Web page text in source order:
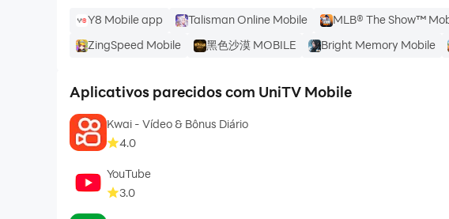
Y8 Mobile app Talisman Online Mobile MLB® The Show™
ZingSpeed Mobile
黑色沙漠 MOBILE Bright Memory Mobile
Aplicativos parecidos com UniTV Mobile
Kwai - Vídeo & Bônus Diário
4.0
YouTube
3.0